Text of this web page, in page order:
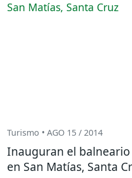
Turismo • AGO 15 / 2014
Inauguran el
en San Matías, Santa